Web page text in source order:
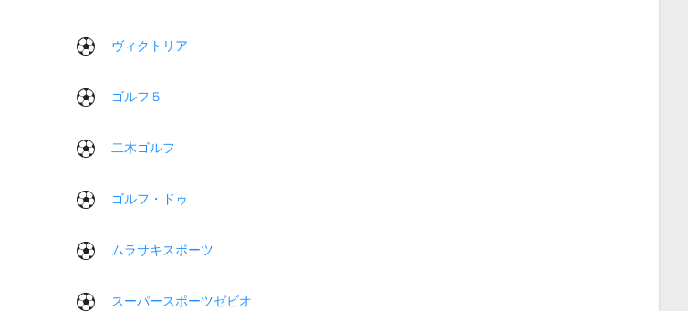
ヴィクトリア
ゴルフ５
二木ゴルフ
ゴルフ・ドゥ
ムラサキスポーツ
スーパースポーツゼビオ